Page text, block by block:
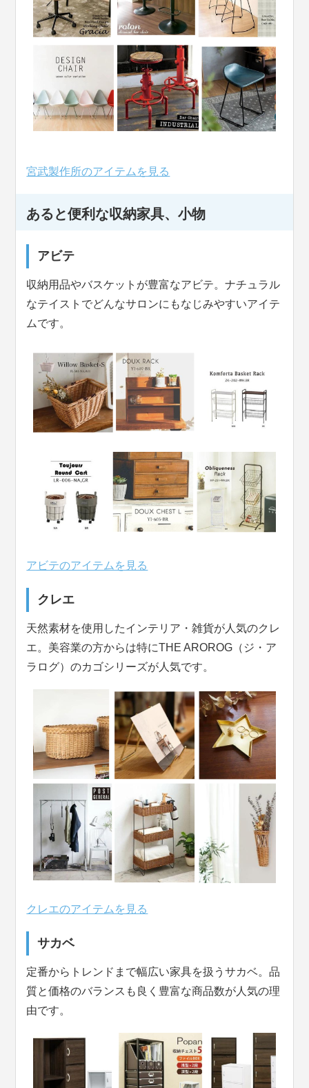
宮武製作所のアイテムを見る
あると便利な収納家具、小物
アビテ
収納用品やバスケットが豊富なアビテ。ナチュラル
なテイストでどんなサロンにもなじみやすいアイテ
ムです。
アビテのアイテムを見る
クレエ
天然素材を使用したインテリア・雑貨が人気のクレ
エ。美容業の方からは特にTHE AROROG（ジ・ア
ラログ）のカゴシリーズが人気です。
クレエのアイテムを見る
サカベ
定番からトレンドまで幅広い家具を扱うサカベ。品
質と価格のバランスも良く豊富な商品数が人気の理
由です。